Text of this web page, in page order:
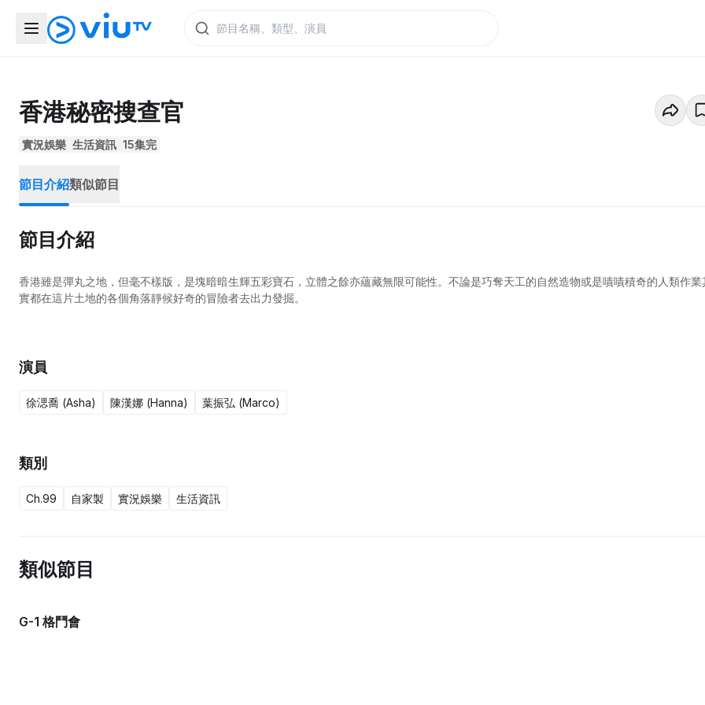
香港秘密搜查官
實況娛樂 生活資訊 15集完
節目介紹類似節目
節目介紹
香港雖是彈丸之地，但毫不樣版，是塊暗暗生輝五彩寶石，立體之餘亦蘊藏無限可能性。不論是巧奪天工的自然造物或是嘖嘖積奇的人類作業
實都在這片土地的各個角落靜候好奇的冒險者去出力發掘。
演員
徐㴓喬 (Asha) 陳漢娜 (Hanna) 葉振弘 (Marco)
類別
Ch.99 自家製 實況娛樂 生活資訊
類似節目
G-1 格鬥會